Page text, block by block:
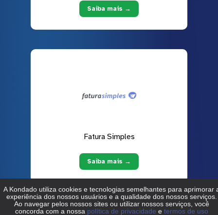
Saiba mais →
Fatura Simples
Saiba mais →